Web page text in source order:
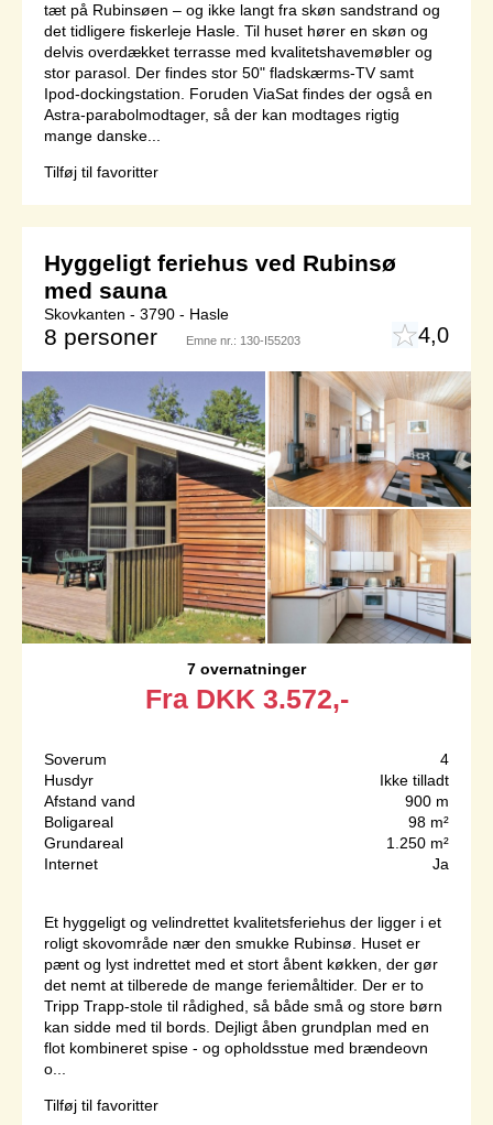
tæt på Rubinsøen – og ikke langt fra skøn sandstrand og
det tidligere fiskerleje Hasle. Til huset hører en skøn og
delvis overdækket terrasse med kvalitetshavemøbler og
stor parasol. Der findes stor 50" fladskærms-TV samt
Ipod-dockingstation. Foruden ViaSat findes der også en
Astra-parabolmodtager, så der kan modtages rigtig
mange danske...
Tilføj til favoritter
Hyggeligt feriehus ved Rubinsø
med sauna
Skovkanten - 3790 - Hasle
8 personer Emne nr.: 130-I55203 4,0
7 overnatninger
Fra DKK 3.572,-
Soverum
4
Husdyr
Ikke tilladt
Afstand vand
900 m
Boligareal
98 m²
Grundareal
1.250 m²
Internet
Ja
Et hyggeligt og velindrettet kvalitetsferiehus der ligger i et
roligt skovområde nær den smukke Rubinsø. Huset er
pænt og lyst indrettet med et stort åbent køkken, der gør
det nemt at tilberede de mange feriemåltider. Der er to
Tripp Trapp-stole til rådighed, så både små og store børn
kan sidde med til bords. Dejligt åben grundplan med en
flot kombineret spise - og opholdsstue med brændeovn
o...
Tilføj til favoritter